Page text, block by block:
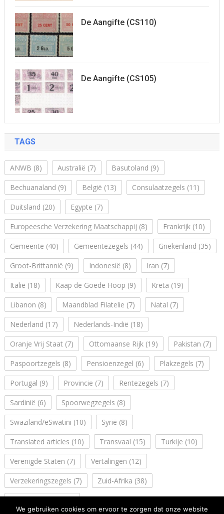
De Aangifte (CS110)
De Aangifte (CS105)
TAGS
ANWB (8) Australië (7) Basutoland (9)
Bechuanaland (9) België (13) Consulaatzegels (11)
Duitsland (20) Egypte (7)
Europeesche Verzekering Maatschappij (8) Frankrijk(10)
Gemeente (40) Gemeentezegels (44) Griekenland (35)
Groot-Brittannië (9) Indonesië (8) Iran (7)
Italië (18) Kaap de Goede Hoop (9) Kreta (19)
Libanon (8) Maandblad Filatelie (7) Natal (7)
Nederland (17) Nederlands-Indië (18)
Oranje Vrij Staat (7) Ottomaanse Rijk(19) Pakistan (7)
Paspoortzegels (8) Pensioenzegel (6) Plakzegels (7)
Portugal (9) Provincie (7) Rentezegels (7)
Sardinië (6) Spoorwegzegels (8)
Swaziland/eSwatini (10) Syrië (8)
Translated articles (10) Transvaal (15) Turkije (10)
Verenigde Staten (7) Vertalingen (12)
Verzekeringszegels (7) Zuid-Afrika (38)
We gebruiken cookies om ervoor te zorgen dat onze website